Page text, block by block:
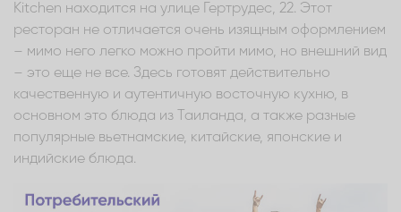
Kitchen находится на улице Гертрудес, 22. Этот
ресторан не отличается очень изящным оформлением
– мимо него легко можно пройти мимо, но внешний вид
– это еще не все. Здесь готовят действительно
качественную и аутентичную восточную кухню, в
основном это блюда из Таиланда, а также разные
популярные вьетнамские, китайские, японские и
индийские блюда.